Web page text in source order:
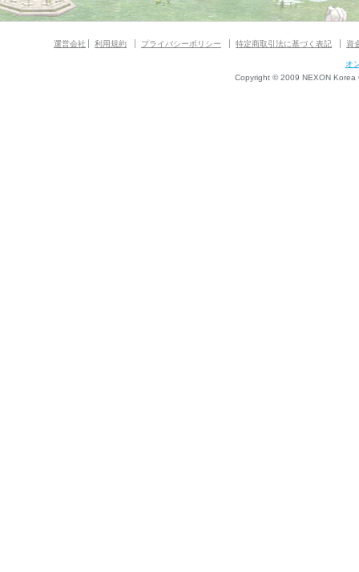
運営会社 利用規約 プライバシーポリシー 特定商取引法に基づく表記 資
オ
Copyright © 2009 NEXON Korea